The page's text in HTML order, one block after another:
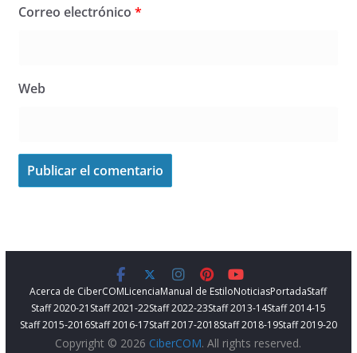
Correo electrónico *
Web
Acerca de CiberCOMLicenciaManual de EstiloNoticiasPortadaStaff
Staff 2020-21 Staff 2021-22Staff 2022-23Staff 2013-14Staff 2014-15
Staff 2015-2016Staff 2016-17Staff 2017-2018Staff 2018-19Staff 2019-20
Copyright © 2026 CiberCOM. All rights reserved.